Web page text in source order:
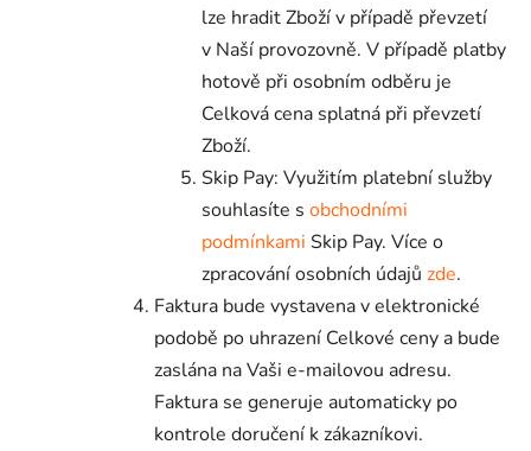
lze hradit Zboží v případě převzetí
v Naší provozovně. V případě platby
hotově při osobním odběru je
Celková cena splatná při převzetí
Zboží.
Skip Pay: Využitím platební služby
souhlasíte s obchodními
podmínkami Skip Pay. Více o
zpracování osobních údajů zde.
Faktura bude vystavena v elektronické
podobě po uhrazení Celkové ceny a bude
zaslána na Vaši e-mailovou adresu.
Faktura se generuje automaticky po
kontrole doručení k zákazníkovi.